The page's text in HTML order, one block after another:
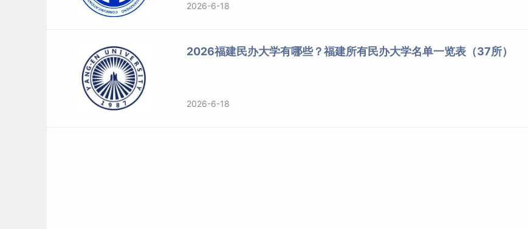
2026-6-18
2026福建民办大学有哪些？福建所有民办大学名单一览表（37所）
2026-6-18